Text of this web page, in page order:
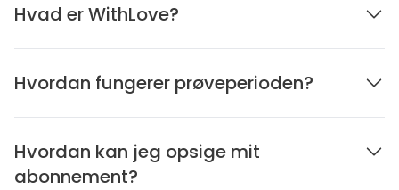
Hvad er WithLove?
Hvordan fungerer prøveperioden?
Hvordan kan jeg opsige mit
abonnement?